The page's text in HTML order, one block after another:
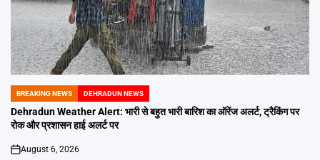
POSTED
IN
BREAKING NEWS DEHRADUN NEWS
Dehradun Weather Alert: भारी से बहुत भारी बारिश का ऑरेंज अलर्ट, ट्रैकिंग पर
रोक और प्रशासन हाई अलर्ट पर
on
August 6, 2026